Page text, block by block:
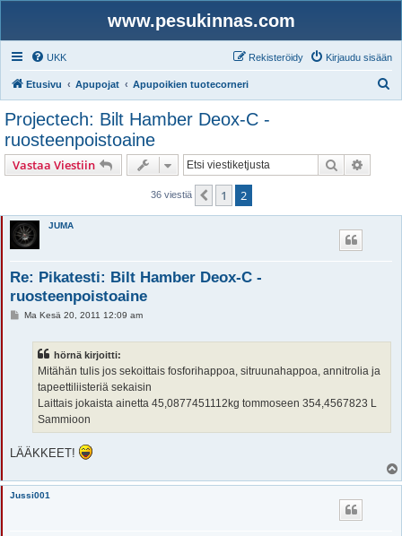
www.pesukinnas.com
UKK Kirjaudu sisään
Rekisteröidy
Etusivu Apupojat Apupoikien tuotecorneri
Projectech: Bilt Hamber Deox-C -
ruosteenpoistoaine
Vastaa Viestiin Etsi
36 viestiä Edellinen
1 2
JUMA
Re: Pikatesti: Bilt Hamber Deox-C -
ruosteenpoistoaine
VMa Kesä 20, 2011 12:09 am
hörnä kirjoitti:
Mitähän tulis jos sekoittais fosforihappoa, sitruunahappoa, annitrolia ja
tapeettiliisteriä sekaisin
Laittais jokaista ainetta 45,0877451112kg tommoseen 354,4567823 L
Sammioon
LÄÄKKEET!
l
Jussi001